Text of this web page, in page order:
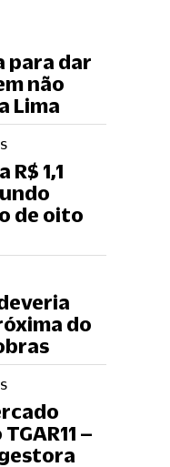
para dar
não
Lima
1,1
de oito
do
–